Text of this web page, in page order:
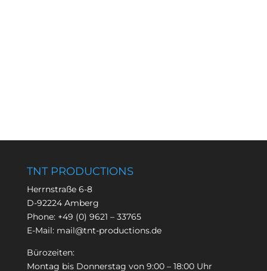
TNT PRODUCTIONS
Herrnstraße 6-8
D-92224 Amberg
Phone: +49 (0) 9621 – 33765
E-Mail: mail@tnt-productions.de
Bürozeiten:
Montag bis Donnerstag von 9:00 – 18:00 Uhr